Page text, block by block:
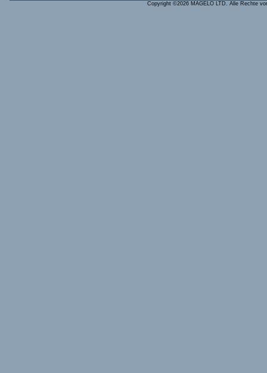
Copyright ©2026 MAGELO LTD. Alle Rechte